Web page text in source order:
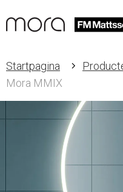
Startpagina
Mora MMIX